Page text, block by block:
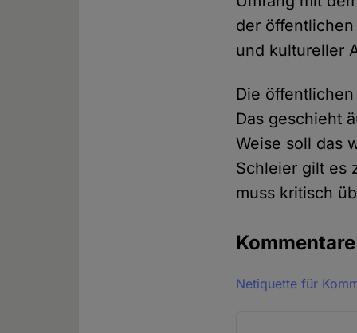
der
und kultureller
Die
Das geschieht
Weise soll das
Schleier gilt es
muss kritisch
Kommentare
Netiquette für